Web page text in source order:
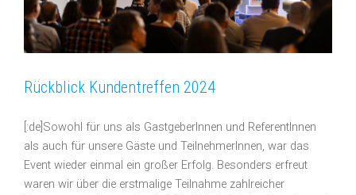
Rückblick Kundentreffen 2024
[:de]Sowohl für uns als GastgeberInnen und ReferentInnen
als auch für unsere Gäste und TeilnehmerInnen, war das
Event wieder einmal ein großer Erfolg. Besonders erfreut
waren wir über die erstmalige Teilnahme zahlreicher